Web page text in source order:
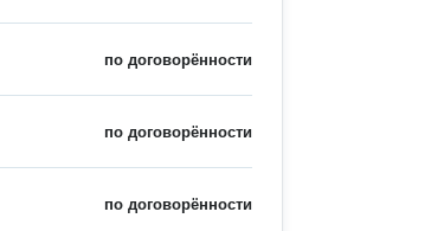
по договорённости
по договорённости
по договорённости